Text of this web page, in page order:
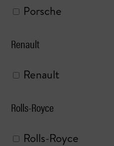
Porsche
Renault
Renault
Rolls-Royce
Rolls-Royce